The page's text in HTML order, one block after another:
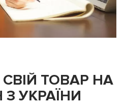
СВІЙ ТОВАР НА
УКРАЇНИ